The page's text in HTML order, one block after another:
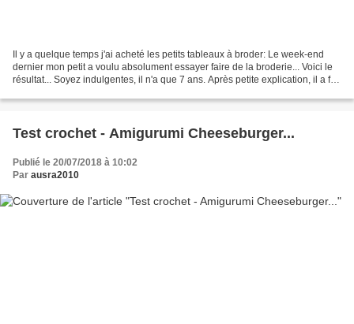
Il y a quelque temps j'ai acheté les petits tableaux à broder: Le week-end
dernier mon petit a voulu absolument essayer faire de la broderie... Voici le
résultat... Soyez indulgentes, il n'a que 7 ans. Après petite explication, il a fait
Test crochet - Amigurumi Cheeseburger...
Publié le 20/07/2018 à 10:02
Par ausra2010